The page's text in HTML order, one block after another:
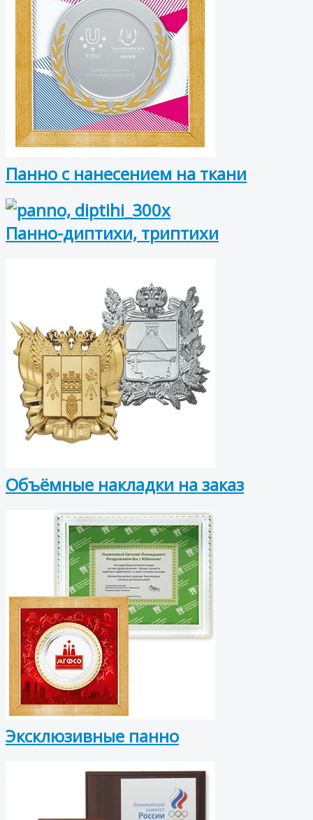
Панно с нанесением на ткани
Панно-диптихи, триптихи
Объёмные накладки на заказ
Эксклюзивные панно